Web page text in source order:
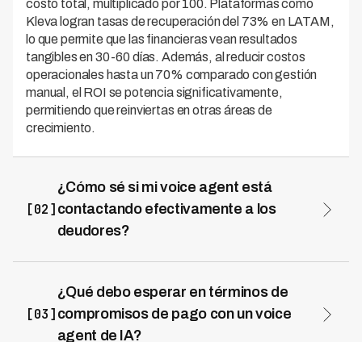
costo total, multiplicado por 100. Plataformas como
Kleva logran tasas de recuperación del 73% en LATAM,
lo que permite que las financieras vean resultados
tangibles en 30-60 días. Además, al reducir costos
operacionales hasta un 70% comparado con gestión
manual, el ROI se potencia significativamente,
permitiendo que reinviertas en otras áreas de
crecimiento.
[02]
¿Cómo sé si mi voice agent está
contactando efectivamente a los
deudores?
debería estar entre 35-50% para considerar un
desempeño óptimo. Este KPI te muestra si tu agent
está optimizando horarios, números válidos y
estrategias de reintento. Si tu tasa de contacto es baja,
[03]
¿Qué debo esperar en términos de
compromisos de pago con un voice
agent de IA?